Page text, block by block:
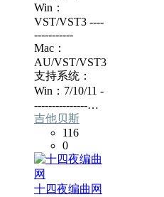
Win：
VST/VST3 ----
-----------
Mac：
AU/VST/VST3
支持系统：
Win：7/10/11 -
---------------…
吉他贝斯
116
0
十四夜编曲网